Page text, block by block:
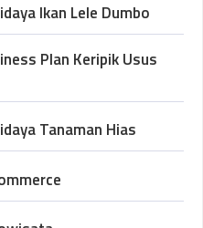
Ikan Lele Dumbo
Plan Keripik Usus
Tanaman Hias